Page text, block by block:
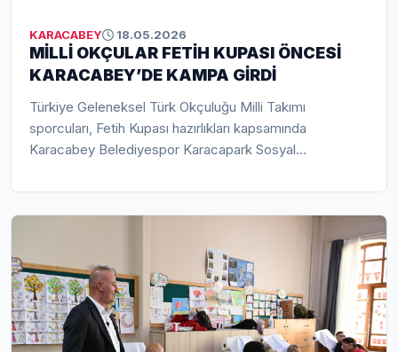
KARACABEY 18.05.2026
MİLLİ OKÇULAR FETİH KUPASI ÖNCESİ
KARACABEY’DE KAMPA GİRDİ
Türkiye Geleneksel Türk Okçuluğu Milli Takımı
sporcuları, Fetih Kupası hazırlıkları kapsamında
Karacabey Belediyespor Karacapark Sosyal
programında milli sporcular yoğun antrenman
temposuyla çalışmalarını sürdürürken, Karacabey
Belediye Başkanı Fatih Karabatı, Türkiye Geleneksel
Türk Okçuluk Federasyonu Başkanı Cengiz Tokgöz ve
AK Parti İlçe Başkanı Gültekin Saygısever de sporcuları
ziyaret ederek başarı dileklerinde bulundu. Karacabey’in
spor altyapısı ve ev sahipliği kapasitesine dikkat çeken
Başkan Karabatı, ilçenin geleneksel Türk sporlarının